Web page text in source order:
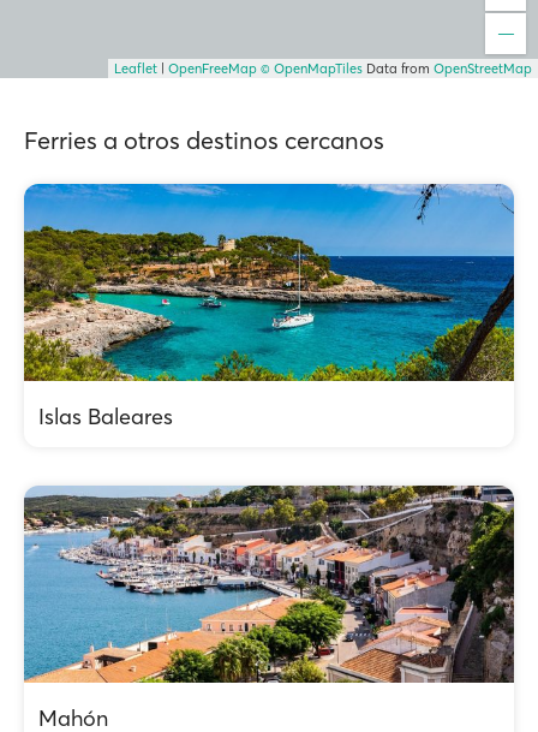
Leaflet OpenFreeMap © OpenMapTiles Data from OpenStreetMap
Ferries a otros destinos cercanos
Islas Baleares
Mahón